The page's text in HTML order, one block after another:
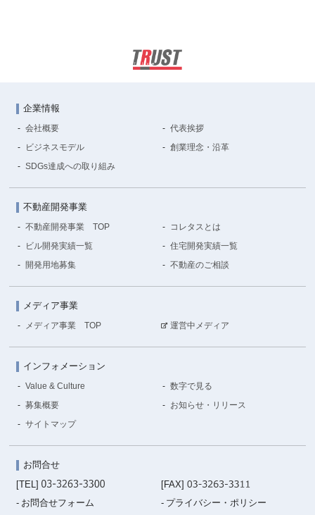
企業情報
会社概要
代表挨拶
ビジネスモデル
創業理念・沿革
SDGs達成への取り組み
不動産開発事業
不動産開発事業 TOP
コレタスとは
ビル開発実績一覧
住宅開発実績一覧
開発用地募集
不動産のご相談
メディア事業
メディア事業 TOP 運営中メディア
インフォメーション
Value & Culture
数字で見る
募集概要
お知らせ・リリース
サイトマップ
お問合せ
[TEL]
[FAX]
お問合せフォーム
プライバシー・ポリシー